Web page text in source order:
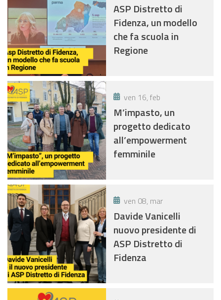
ASP Distretto di
Fidenza, un modello
che fa scuola in
Regione
ven 16, feb
M’impasto, un
progetto dedicato
all’empowerment
femminile
ven 08, mar
Davide Vanicelli
nuovo presidente di
ASP Distretto di
Fidenza